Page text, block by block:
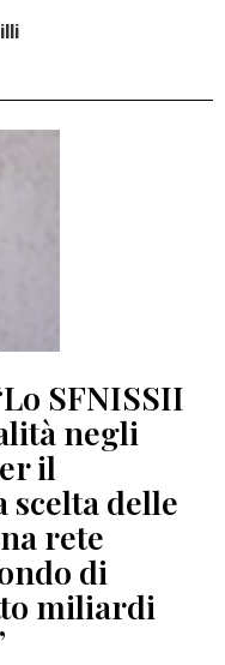
SFNISSII
negli
il
scelta delle
rete
di
miliardi